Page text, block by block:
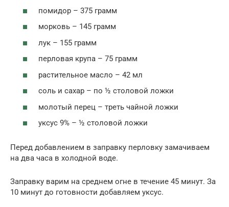
помидор – 375 грамм
морковь – 145 грамм
лук – 155 грамм
перловая крупа – 75 грамм
растительное масло – 42 мл
соль и сахар – по ½ столовой ложки
молотый перец – треть чайной ложки
уксус 9% – ½ столовой ложки
Перед добавлением в заправку перловку замачиваем
на два часа в холодной воде.
Заправку варим на среднем огне в течение 45 минут. За
10 минут до готовности добавляем уксус.